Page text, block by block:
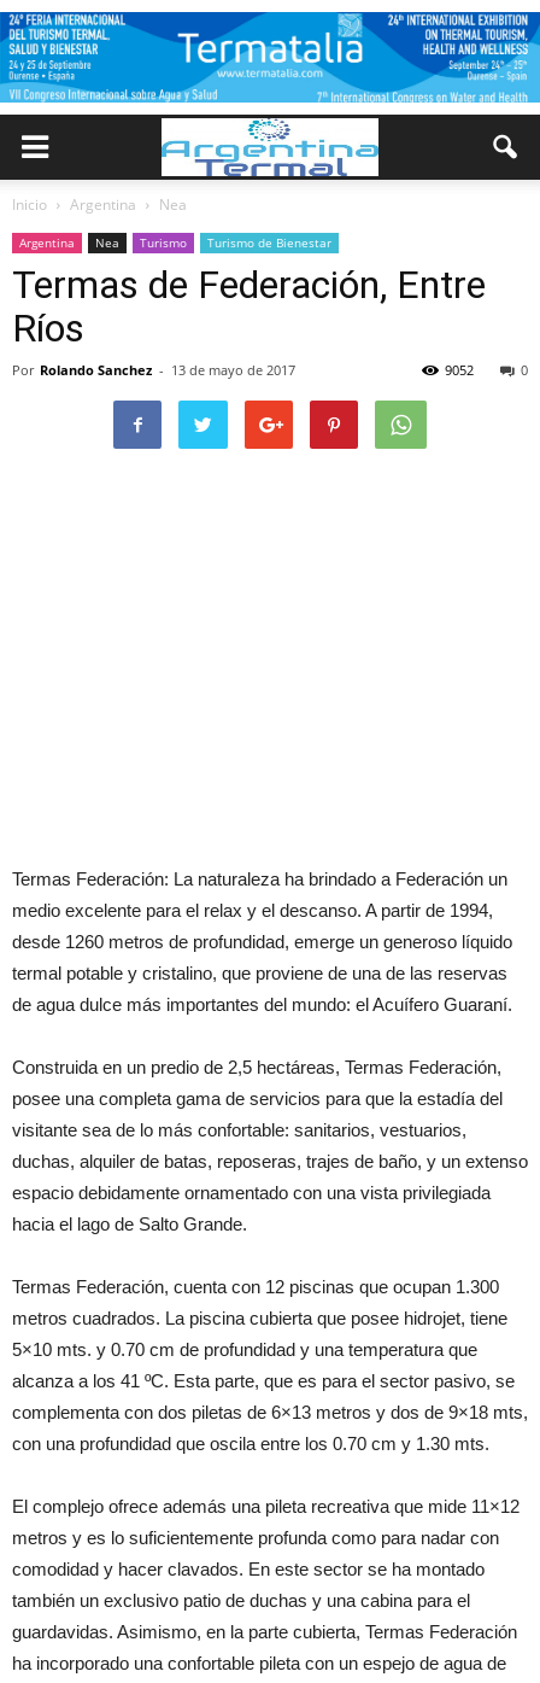
Inicio Argentina Nea
Argentina Nea Turismo Turismo de Bienestar
Termas de Federación, Entre
Ríos
Por Rolando Sanchez - 13 de mayo de 2017 0
9052
Termas Federación: La naturaleza ha brindado a Federación un
medio excelente para el relax y el descanso. A partir de 1994,
desde 1260 metros de profundidad, emerge un generoso líquido
termal potable y cristalino, que proviene de una de las reservas
de agua dulce más importantes del mundo: el Acuífero Guaraní.
Construida en un predio de 2,5 hectáreas, Termas Federación,
posee una completa gama de servicios para que la estadía del
visitante sea de lo más confortable: sanitarios, vestuarios,
duchas, alquiler de batas, reposeras, trajes de baño, y un extenso
espacio debidamente ornamentado con una vista privilegiada
hacia el lago de Salto Grande.
Termas Federación, cuenta con 12 piscinas que ocupan 1.300
metros cuadrados. La piscina cubierta que posee hidrojet, tiene
5×10 mts. y 0.70 cm de profundidad y una temperatura que
alcanza a los 41 ºC. Esta parte, que es para el sector pasivo, se
complementa con dos piletas de 6×13 metros y dos de 9×18 mts,
con una profundidad que oscila entre los 0.70 cm y 1.30 mts.
El complejo ofrece además una pileta recreativa que mide 11×12
metros y es lo suficientemente profunda como para nadar con
comodidad y hacer clavados. En este sector se ha montado
también un exclusivo patio de duchas y una cabina para el
guardavidas. Asimismo, en la parte cubierta, Termas Federación
ha incorporado una confortable pileta con un espejo de agua de